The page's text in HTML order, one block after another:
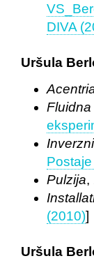
DIVA
Uršula
Pulzija,
(2010)]
Uršula